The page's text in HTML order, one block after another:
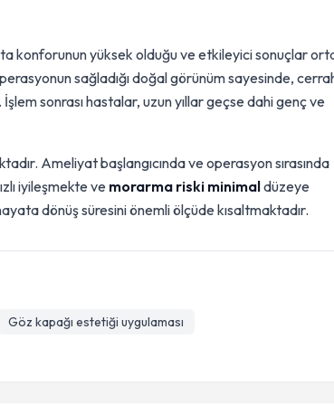
konforunun yüksek olduğu ve etkileyici sonuçlar
sağladığı doğal görünüm sayesinde,
sonrası hastalar, uzun yıllar geçse dahi genç ve
Ameliyat başlangıcında ve operasyon sırasında
iyileşmekte ve morarma riski minimaldüzeye
dönüş süresini önemli ölçüde kısaltmaktadır.
Göz kapağı estetiği uygulaması